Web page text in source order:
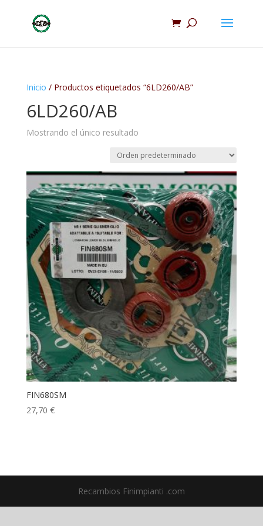
Inicio / Productos etiquetados “6LD260/AB”
6LD260/AB
Mostrando el único resultado
FIN680SM
27,70 €
Recambios Finimpianti .com